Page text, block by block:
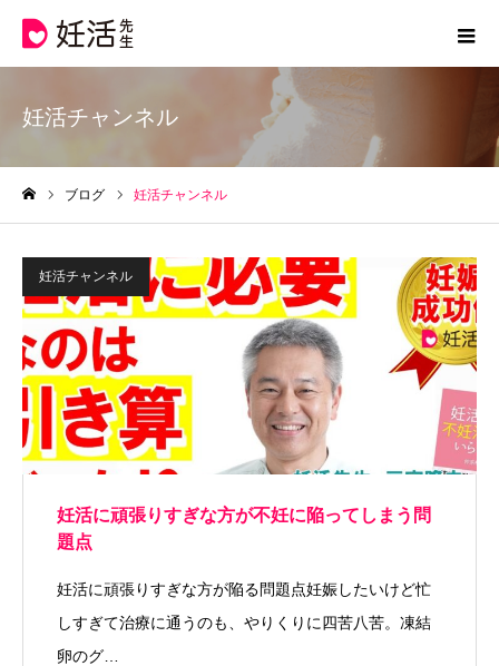
妊活チャンネル
ブログ 妊活チャンネル
妊活チャンネル
妊活に頑張りすぎな方が不妊に陥ってしまう問
題点
妊活に頑張りすぎな方が陥る問題点妊娠したいけど忙
しすぎて治療に通うのも、やりくりに四苦八苦。凍結
卵のグ…